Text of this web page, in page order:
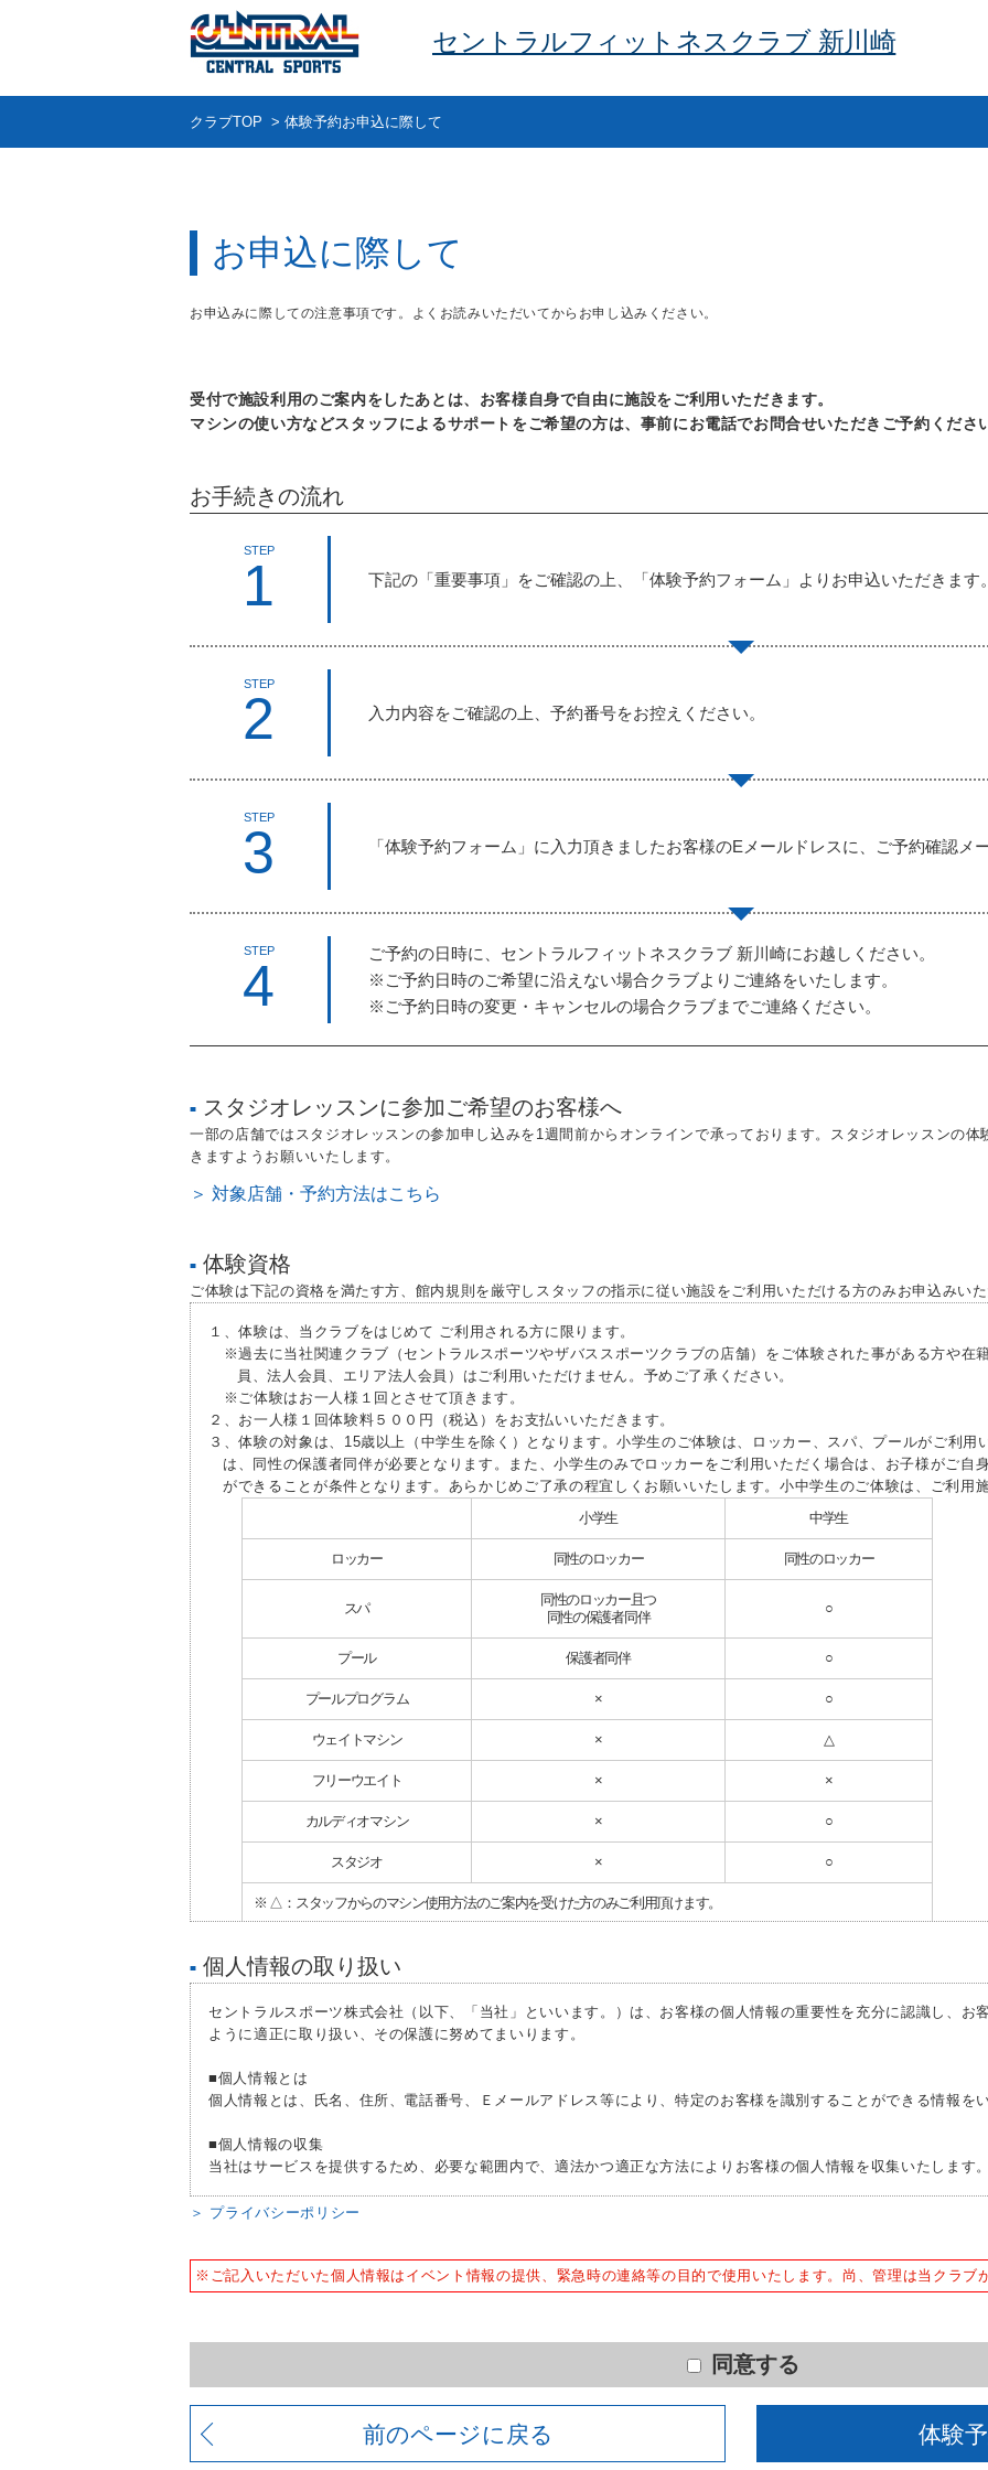
セントラルフィットネスクラブ 新川崎
クラブTOP > 体験予約お申込に際して
お申込に際して
お申込みに際しての注意事項です。よくお読みいただいてからお申し込みください。
受付で施設利用のご案内をしたあとは、お客様自身で自由に施設をご利用いただきます。
マシンの使い方などスタッフによるサポートをご希望の方は、事前にお電話でお問合せいただきご予約くださ
お手続きの流れ
STEP
1 下記の「重要事項」をご確認の上、「体験予約フォーム」よりお申込いただきます。
STEP
2 入力内容をご確認の上、予約番号をお控えください。
STEP
3 「体験予約フォーム」に入力頂きましたお客様のEメールドレスに、ご予約確認メ
STEP
4
ご予約の日時に、セントラルフィットネスクラブ 新川崎にお越しください。
※ご予約日時のご希望に沿えない場合クラブよりご連絡をいたします。
※ご予約日時の変更・キャンセルの場合クラブまでご連絡ください。
■ スタジオレッスンに参加ご希望のお客様へ
一部の店舗ではスタジオレッスンの参加申し込みを1週間前からオンラインで承っております。スタジオレッスンの
きますようお願いいたします。
＞ 対象店舗・予約方法はこちら
■ 体験資格
ご体験は下記の資格を満たす方、館内規則を厳守しスタッフの指示に従い施設をご利用いただける方のみお申込みいた
１、体験は、当クラブをはじめて ご利用される方に限ります。
※過去に当社関連クラブ（セントラルスポーツやザバススポーツクラブの店舗）をご体験された事がある方や在
員、法人会員、エリア法人会員）はご利用いただけません。予めご了承ください。
※ご体験はお一人様１回とさせて頂きます。
２、お一人様１回体験料５００円（税込）をお支払いいただきます。
３、体験の対象は、15歳以上（中学生を除く）となります。小学生のご体験は、ロッカー、スパ、プールがご利用
は、同性の保護者同伴が必要となります。また、小学生のみでロッカーをご利用いただく場合は、お子様がご自
ができることが条件となります。あらかじめご了承の程宜しくお願いいたします。小中学生のご体験は、ご利用
小学生
中学生
ロッカー 同性のロッカー 同性のロッカー
スパ
同性のロッカー且つ
同性の保護者同伴
○
プール 保護者同伴 ○
プールプログラム × ○
ウェイトマシン × △
フリーウエイト × ×
カルディオマシン × ○
スタジオ × ○
※ △：スタッフからのマシン使用方法のご案内を受けた方のみご利用頂けます。
４、良好な健康状態であり、自己責任で利用できる。
５、刺青（ファッションタトゥー）が入っていない。
■ 個人情報の取り扱い
セントラルスポーツ株式会社（以下、「当社」といいます。）は、お客様の個人情報の重要性を充分に認識し、お
ように適正に取り扱い、その保護に努めてまいります。
■個人情報とは
個人情報とは、氏名、住所、電話番号、Ｅメールアドレス等により、特定のお客様を識別することができる情報をい
■個人情報の収集
当社はサービスを提供するため、必要な範囲内で、適法かつ適正な方法によりお客様の個人情報を収集いたします。
■個人情報の利用
3) 運動プログラム（カウンセリングを含む）等、新商品・サービスの立案・開発・実施のため
5) 顧客動向分析、アンケート調査のため
6) 個人を特定できないよう加工したうえでの統計的なデータの作成、活用、公表のため
＞ プライバシーポリシー
※ご記入いただいた個人情報はイベント情報の提供、緊急時の連絡等の目的で使用いたします。尚、管理は当クラブ
同意する
前のページに戻る 体験